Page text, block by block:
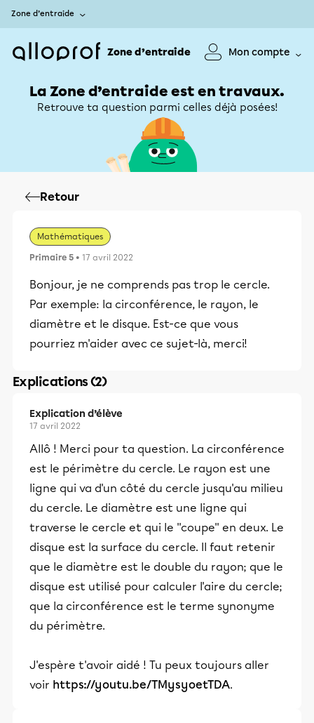
Zone d’entraide
Zone d’entraide Mon compte
La Zone d’entraide est en travaux.
Retrouve ta question parmi celles déjà posées!
Retour
Mathématiques
Primaire 5 • 17 avril 2022
Bonjour, je ne comprends pas trop le cercle.
Par exemple: la circonférence, le rayon, le
diamètre et le disque. Est-ce que vous
pourriez m'aider avec ce sujet-là, merci!
Explications (2)
Explication d’élève
17 avril 2022
Allô ! Merci pour ta question. La circonférence
est le périmètre du cercle. Le rayon est une
ligne qui va d'un côté du cercle jusqu'au milieu
du cercle. Le diamètre est une ligne qui
traverse le cercle et qui le ''coupe'' en deux. Le
disque est la surface du cercle. Il faut retenir
que le diamètre est le double du rayon; que le
disque est utilisé pour calculer l'aire du cercle;
que la circonférence est le terme synonyme
du périmètre.
J'espère t'avoir aidé ! Tu peux toujours aller
voir https://youtu.be/TMysyoetTDA.